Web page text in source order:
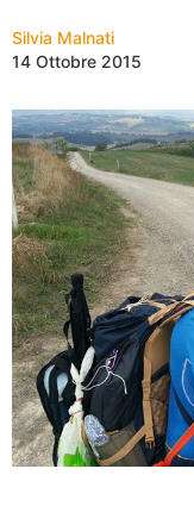
Silvia Malnati
14 Ottobre 2015